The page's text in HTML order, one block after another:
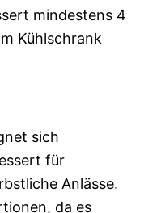
mindestens 4
Kühlschrank
sich
für
Anlässe.
da es